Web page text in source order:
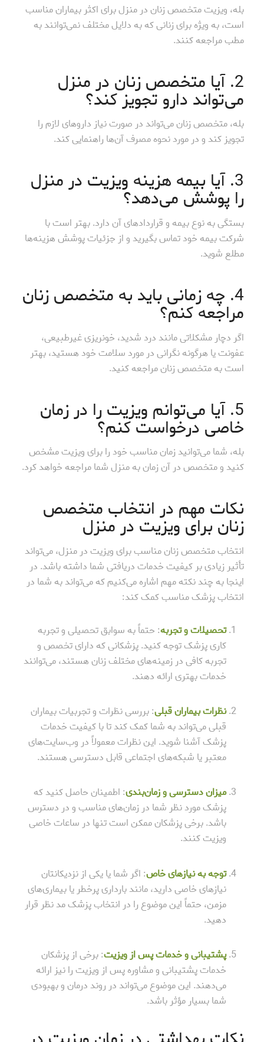
بله، ویزیت متخصص زنان در منزل برای اکثر بیماران مناسب
است، به ویژه برای زنانی که به دلایل مختلف نمی‌توانند به
مطب مراجعه کنند.
2. آیا متخصص زنان در منزل
می‌تواند دارو تجویز کند؟
بله، متخصص زنان می‌تواند در صورت نیاز داروهای لازم را
تجویز کند و در مورد نحوه مصرف آن‌ها راهنمایی کند.
3. آیا بیمه هزینه ویزیت در منزل
را پوشش می‌دهد؟
بستگی به نوع بیمه و قراردادهای آن دارد. بهتر است با
شرکت بیمه خود تماس بگیرید و از جزئیات پوشش هزینه‌ها
مطلع شوید.
4. چه زمانی باید به متخصص زنان
مراجعه کنم؟
اگر دچار مشکلاتی مانند درد شدید، خونریزی غیرطبیعی،
عفونت یا هرگونه نگرانی در مورد سلامت خود هستید، بهتر
است به متخصص زنان مراجعه کنید.
5. آیا می‌توانم ویزیت را در زمان
خاصی درخواست کنم؟
بله، شما می‌توانید زمان مناسب خود را برای ویزیت مشخص
کنید و متخصص در آن زمان به منزل شما مراجعه خواهد کرد.
نکات مهم در انتخاب متخصص
زنان برای ویزیت در منزل
انتخاب متخصص زنان مناسب برای ویزیت در منزل، می‌تواند
تأثیر زیادی بر کیفیت خدمات دریافتی شما داشته باشد. در
اینجا به چند نکته مهم اشاره می‌کنیم که می‌تواند به شما در
انتخاب پزشک مناسب کمک کند:
تحصیلات و تجربه: حتماً به سوابق تحصیلی و تجربه
کاری پزشک توجه کنید. پزشکانی که دارای تخصص و
تجربه کافی در زمینه‌های مختلف زنان هستند، می‌توانند
خدمات بهتری ارائه دهند.
نظرات بیماران قبلی: بررسی نظرات و تجربیات بیماران
قبلی می‌تواند به شما کمک کند تا با کیفیت خدمات
پزشک آشنا شوید. این نظرات معمولاً در وب‌سایت‌های
معتبر یا شبکه‌های اجتماعی قابل دسترسی هستند.
میزان دسترسی و زمان‌بندی: اطمینان حاصل کنید که
پزشک مورد نظر شما در زمان‌های مناسب و در دسترس
باشد. برخی پزشکان ممکن است تنها در ساعات خاصی
ویزیت کنند.
توجه به نیازهای خاص: اگر شما یا یکی از نزدیکانتان
نیازهای خاصی دارید، مانند بارداری پرخطر یا بیماری‌های
مزمن، حتماً این موضوع را در انتخاب پزشک مد نظر قرار
دهید.
پشتیبانی و خدمات پس از ویزیت: برخی از پزشکان
خدمات پشتیبانی و مشاوره پس از ویزیت را نیز ارائه
می‌دهند. این موضوع می‌تواند در روند درمان و بهبودی
شما بسیار مؤثر باشد.